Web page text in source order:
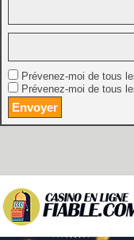
Prévenez-moi de tous
Prévenez-moi de tous